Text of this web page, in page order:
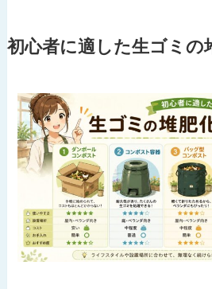
初心者に適した生ゴミの